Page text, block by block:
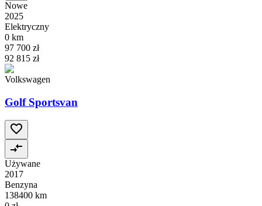
Nowe
2025
Elektryczny
0 km
97 700 zł
92 815 zł
Volkswagen
Golf Sportsvan
Używane
2017
Benzyna
138400 km